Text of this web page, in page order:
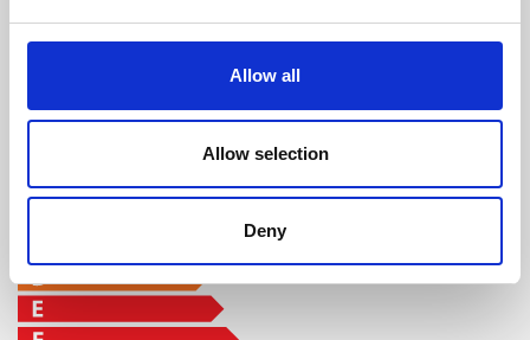
Allow all
Allow selection
Deny
CLASSE DE EFICIÊNCIA